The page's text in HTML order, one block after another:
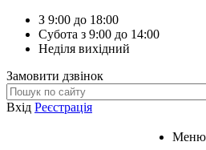
З 9:00 до 18:00
Субота з 9:00 до 14:00
Неділя вихідний
Замовити дзвінок
Вхід Реєстрація
Меню